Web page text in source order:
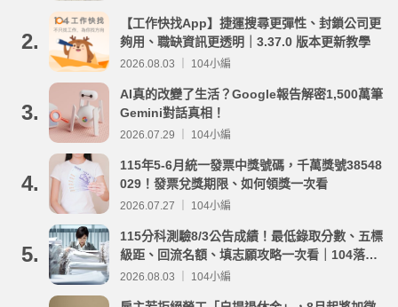
2.
【工作快找App】捷運搜尋更彈性、封鎖公司更
夠用、職缺資訊更透明｜3.37.0 版本更新教學
2026.08.03 ｜ 104小編
3.
AI真的改變了生活？Google報告解密1,500萬筆
Gemini對話真相！
2026.07.29 ｜ 104小編
4.
115年5-6月統一發票中獎號碼，千萬獎號38548
029！發票兌獎期限、如何領獎一次看
2026.07.27 ｜ 104小編
5.
115分科測驗8/3公告成績！最低錄取分數、五標
級距、回流名額、填志願攻略一次看｜104落點
分析
2026.08.03 ｜ 104小編